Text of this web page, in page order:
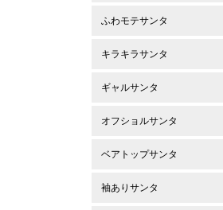
ふわモテサンタ
キラキラサンタ
ギャルサンタ
オフショルサンタ
ベアトップサンタ
袖ありサンタ